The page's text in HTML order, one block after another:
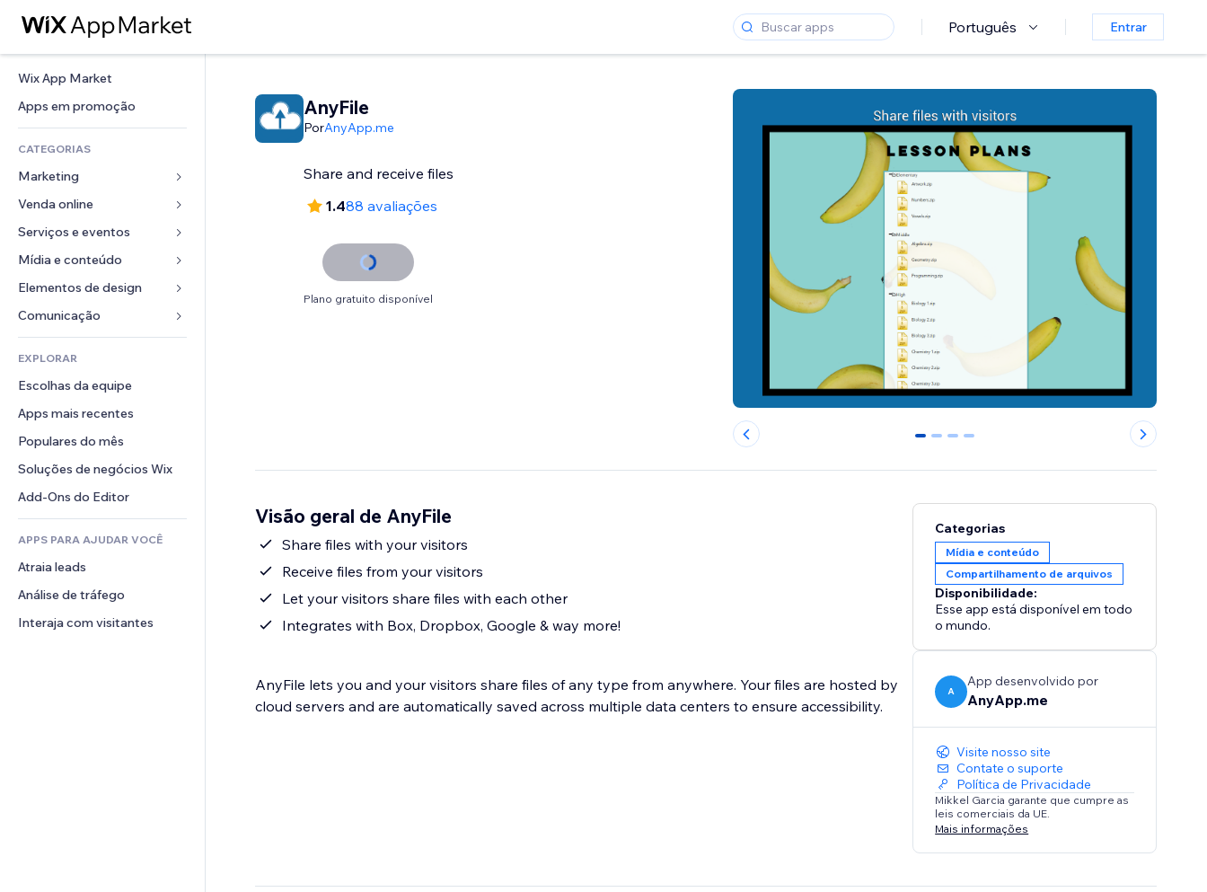
Português Entrar
Wix App Market
Apps em promoção
CATEGORIAS
Marketing
Anúncios
Mobile
Análises
Listas do site
Email
Venda online
Apps para lojas
Frete e entrega
Botões de venda
Contabilidade
Cupons e fidelidade
Soluções de armazenamento
Serviços e eventos
Hotéis
Eventos
Restaurantes
Imobiliária
Meus agendamentos
Mídia e conteúdo
Galeria
Músicas
Podcasts
Fotografia
Vídeo
PDF
Compartilhamento de arquivos
Notícias
Elementos de design
Mapas e navegação
Privacidade e segurança
Relógio
Templates de página
Efeitos de imagem
Botões e menus
Banners e selos
Calculadoras
Busca
Previsão do tempo
Tabelas e gráficos
Formulários
Enquetes
Chat
Comentários
Telefone
Comunidade
Avaliações e depoimentos
CRM
EXPLORAR
Escolhas da equipe
Apps mais recentes
Populares do mês
Soluções de negócios Wix
Add-Ons do Editor
APPS PARA AJUDAR VOCÊ
Atraia leads
Análise de tráfego
Interaja com visitantes
AnyFile
PorAnyApp.me
Share and receive files
1.488 avaliações
Plano gratuito disponível
0 1 2 3
Visão geral de AnyFile
Share files with your visitors
Receive files from your visitors
Let your visitors share files with each other
Integrates with Box, Dropbox, Google & way more!
AnyFile lets you and your visitors share files of any type from anywhere. Your files are hosted by
cloud servers and are automatically saved across multiple data centers to ensure accessibility.
Categorias
Mídia e conteúdo
Compartilhamento de arquivos
Disponibilidade:
Esse app está disponível em todo
o mundo.
A
App desenvolvido por
AnyApp.me
Visite nosso site
Contate o suporte
Política de Privacidade
Mikkel Garcia garante que cumpre as
leis comerciais da UE.
Mais informações